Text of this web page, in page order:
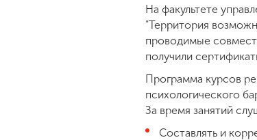
На факультете
"Территория
проводимые
получили
Программа курсов
психологического
За время занятий
Составлять и